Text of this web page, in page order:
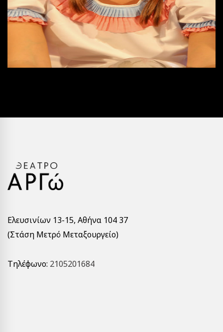
Ελευσινίων 13-15, Αθήνα 104 37
(Στάση Μετρό Μεταξουργείο)
Τηλέφωνο: 2105201684